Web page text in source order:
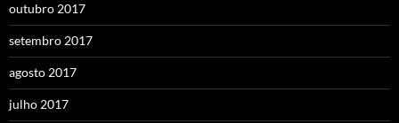
outubro 2017
setembro 2017
agosto 2017
julho 2017